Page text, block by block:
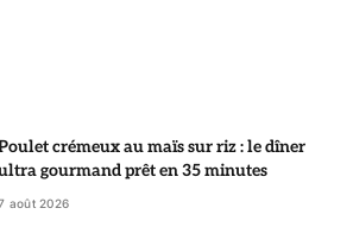
crémeux au maïs sur riz : le dîner
gourmand prêt en 35 minutes
août 2026